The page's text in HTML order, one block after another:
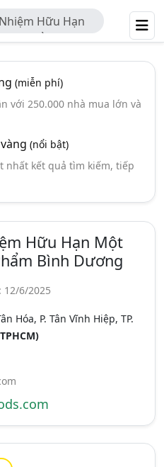
Hữu Hạn
Phẩm Bình
(miễn phí)
với 250.000 nhà mua lớn và
(nổi bật)
nhất kết quả tìm kiếm, tiếp
Hữu Hạn Một
Bình Dương
6/2025
Hóa, P. Tân Vĩnh Hiệp, TP.